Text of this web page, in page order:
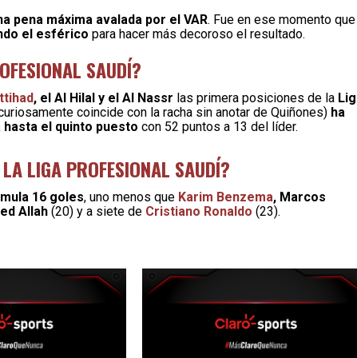
pena máxima avalada por el VAR. Fue en ese momento que
el esférico para hacer más decoroso el resultado.
SAUDÍ?
, el Al Hilal y el Al Nassr las primera posiciones de la
coincide con la racha sin anotar de Quiñones) ha
el quinto puesto con 52 puntos a 13 del líder.
LIGA PROFESIONAL SAUDÍ?
16 goles, uno menos que Karim Benzema, Marcos
Allah (20) y a siete de Cristiano Ronaldo (23).